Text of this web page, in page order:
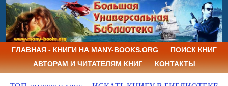
ГЛАВНАЯ - КНИГИ НА MANY-BOOKS.ORG
ПОИСК КНИГ
АВТОРАМ И ЧИТАТЕЛЯМ КНИГ
КОНТАКТЫ